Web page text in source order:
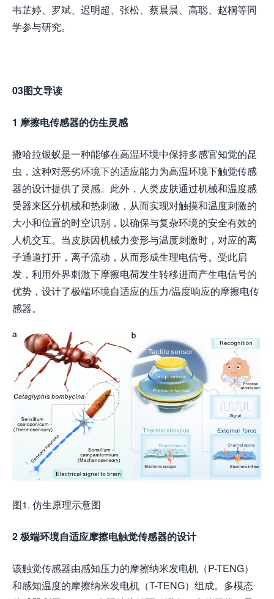
韦芷婷、罗斌、迟明超、张松、蔡晨晨、高聪、赵桐等同
学参与研究。
03图文导读
1 摩擦电传感器的仿生灵感
撒哈拉银蚁是一种能够在高温环境中保持多感官知觉的昆
虫，这种对恶劣环境下的适应能力为高温环境下触觉传感
器的设计提供了灵感。此外，人类皮肤通过机械和温度感
受器来区分机械和热刺激，从而实现对触摸和温度刺激的
大小和位置的时空识别，以确保与复杂环境的安全有效的
人机交互。当皮肤因机械力变形与温度刺激时，对应的离
子通道打开，离子流动，从而形成生理电信号。受此启
发，利用外界刺激下摩擦电荷发生转移进而产生电信号的
优势，设计了极端环境自适应的压力/温度响应的摩擦电传
感器。
图1. 仿生原理示意图
2 极端环境自适应摩擦电触觉传感器的设计
该触觉传感器由感知压力的摩擦纳米发电机（P-TENG）
和感知温度的摩擦纳米发电机（T-TENG）组成。多模态